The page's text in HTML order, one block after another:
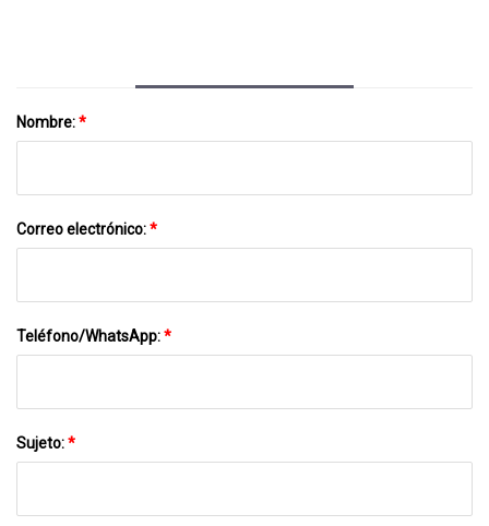
Nombre:*
Correo electrónico:*
Teléfono/WhatsApp:*
Sujeto:*